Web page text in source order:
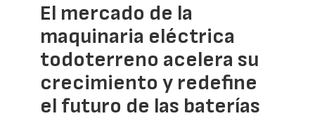
El mercado de la
maquinaria eléctrica
todoterreno acelera su
crecimiento y redefine
el futuro de las baterías